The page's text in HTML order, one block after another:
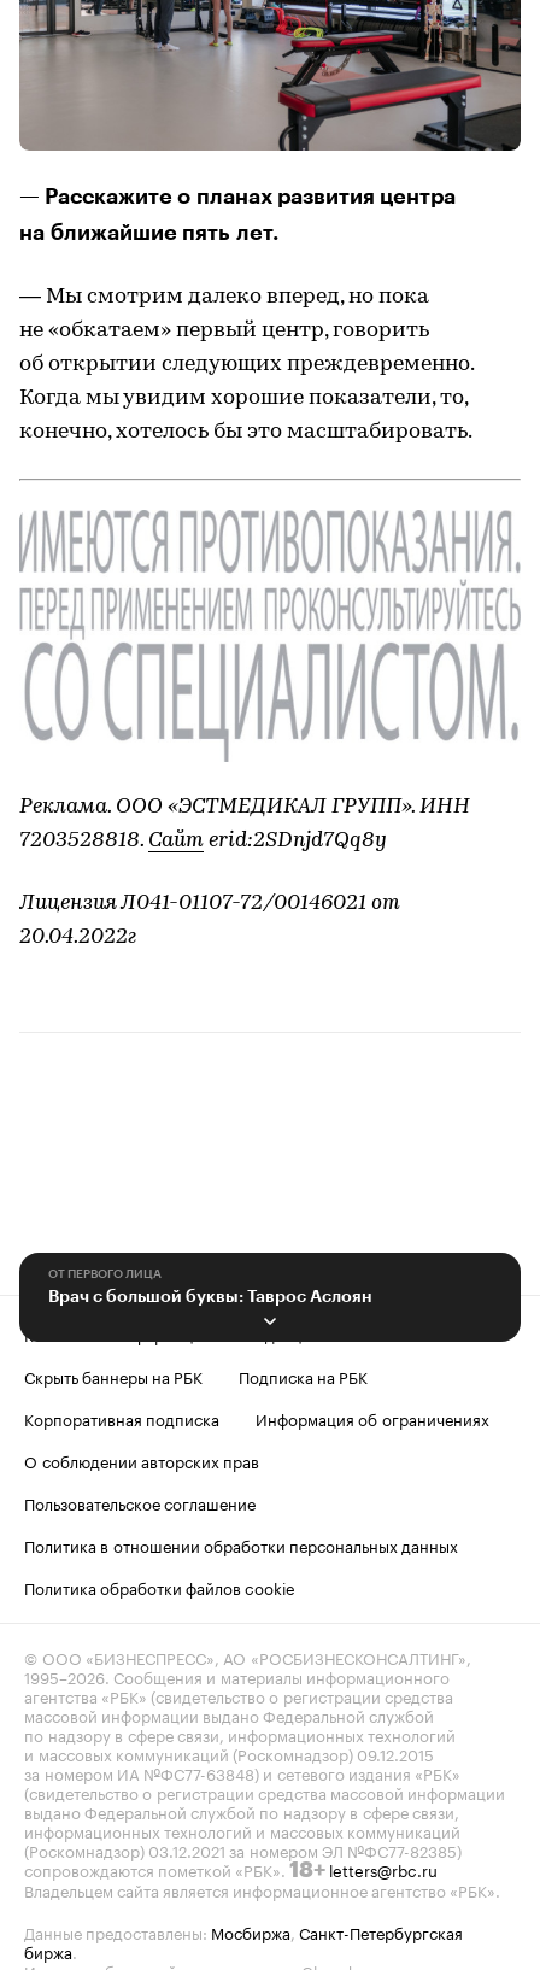
— Расскажите о планах развития центра
на ближайшие пять лет.
— Мы смотрим далеко вперед, но пока
не «обкатаем» первый центр, говорить
об открытии следующих преждевременно.
Когда мы увидим хорошие показатели, то,
конечно, хотелось бы это масштабировать.
Реклама. ООО «ЭСТМЕДИКАЛ ГРУПП». ИНН
7203528818. Сайт erid:2SDnjd7Qq8y
Лицензия Л041-01107-72/00146021 от
20.04.2022г
ОТ ПЕРВОГО ЛИЦА
Врач с большой буквы: Таврос Аслоян
Контактная информация
Редакция
Скрыть баннеры на РБК
Подписка на РБК
Корпоративная подписка
Информация об ограничениях
О соблюдении авторских прав
Пользовательское соглашение
Политика в отношении обработки персональных данных
Политика обработки файлов cookie
© ООО «БИЗНЕСПРЕСС», АО «РОСБИЗНЕСКОНСАЛТИНГ»,
1995–2026 . Сообщения и материалы информационного
агентства «РБК» (свидетельство о регистрации средства
массовой информации выдано Федеральной службой
по надзору в сфере связи, информационных технологий
и массовых коммуникаций (Роскомнадзор) 09.12.2015
за номером ИА №ФС77-63848) и сетевого издания «РБК»
(свидетельство о регистрации средства массовой информации
выдано Федеральной службой по надзору в сфере связи,
информационных технологий и массовых коммуникаций
(Роскомнадзор) 03.12.2021 за номером ЭЛ №ФС77-82385)
сопровождаются пометкой «РБК». 18+ letters@rbc.ru
Владельцем сайта является информационное агентство «РБК».
Данные предоставлены: Мосбиржа Санкт-Петербургская
биржа